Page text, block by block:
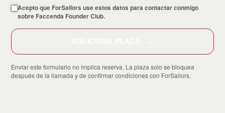
Acepto que ForSailors use estos datos para contactar conmigo
sobre Faccenda Founder Club.
Enviar este formulario no implica reserva. La plaza solo se bloquea
después de la llamada y de confirmar condiciones con ForSailors.